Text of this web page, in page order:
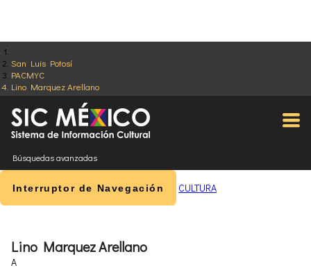
San Luis Potosí
PACMYC
Lino Marquez Arellano
Búsquedas avanzadas
Interruptor de Navegación CULTURA
Lino Marquez Arellano
A